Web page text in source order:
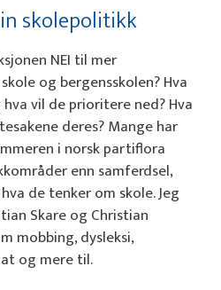
skolepolitikk
NEI til mer
og bergensskolen? Hva
vil de prioritere ned? Hva
deres? Mange har
i norsk partiflora
enn samferdsel,
de tenker om skole. Jeg
Skare og Christian
mobbing, dysleksi,
og mere til.